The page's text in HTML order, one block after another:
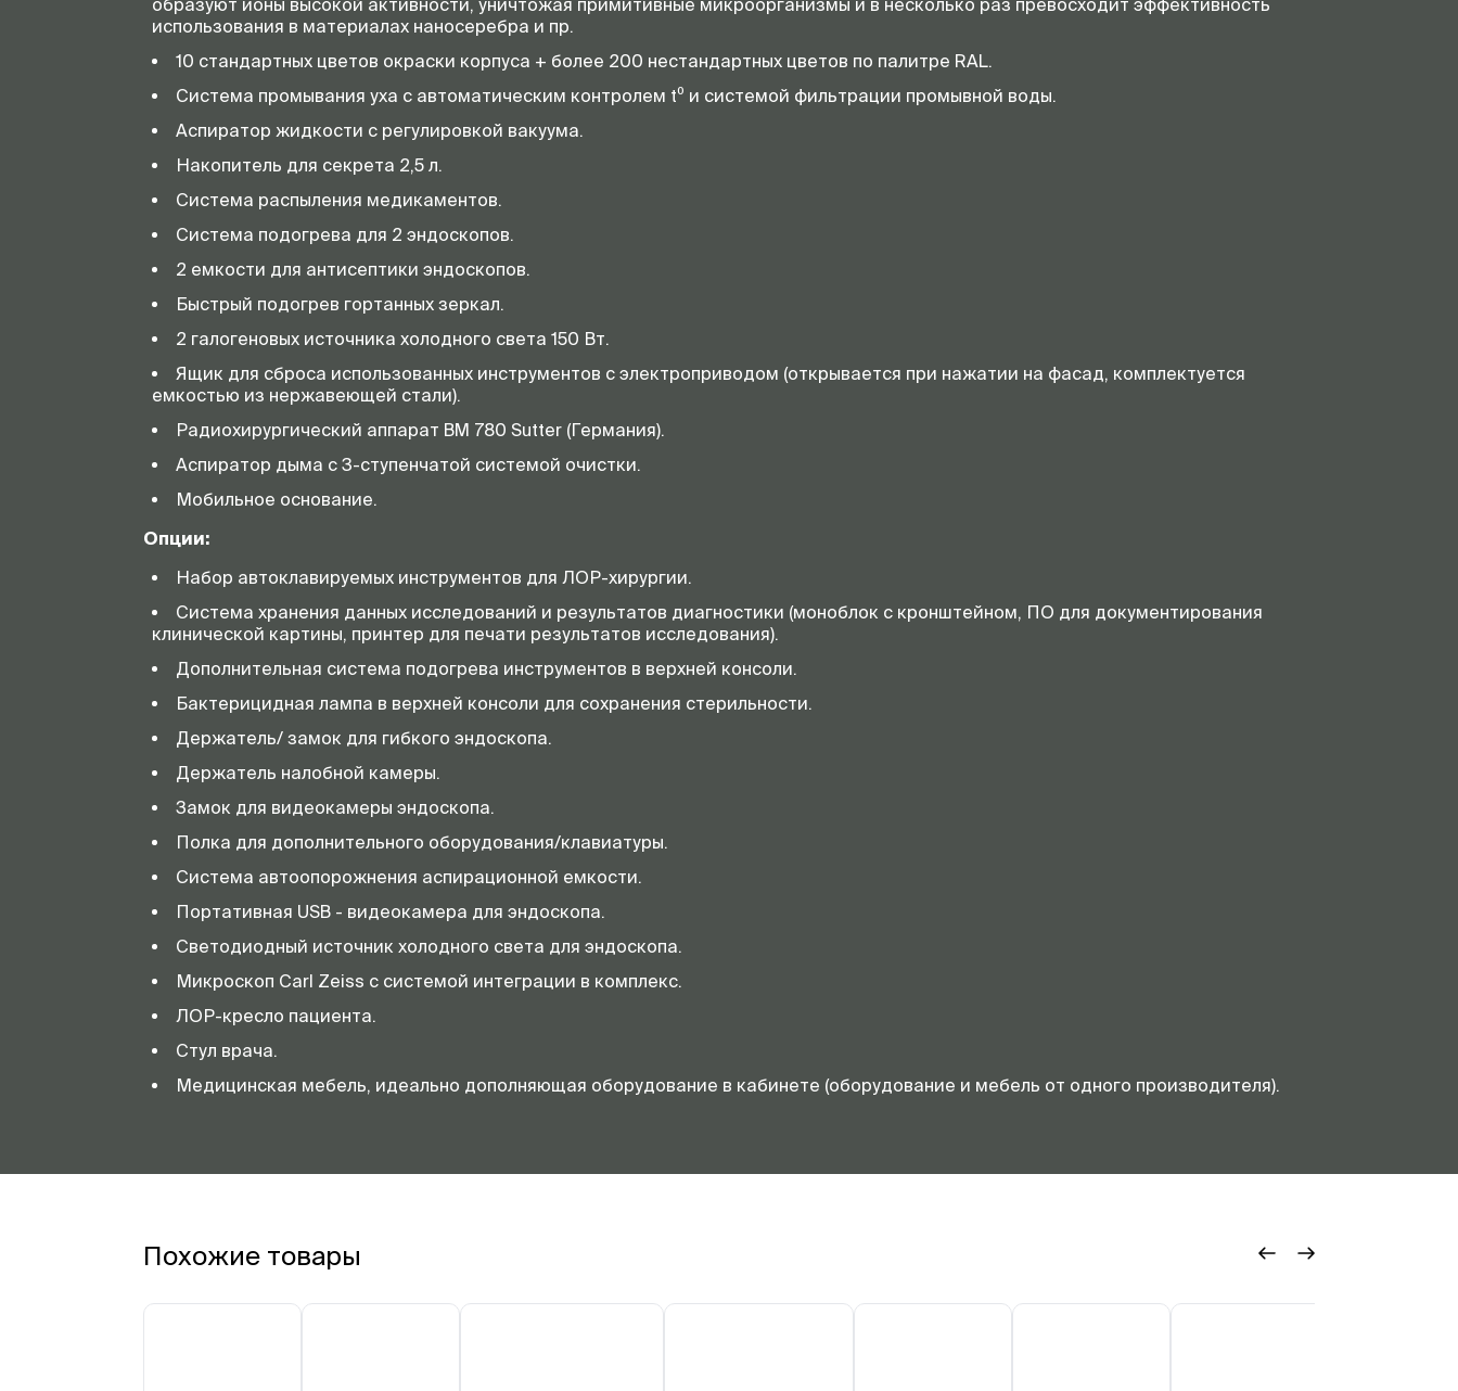
образуют ионы высокой активности, уничтожая примитивные микроорганизмы и в несколько раз превосходит эффективность
использования в материалах наносеребра и пр.
10 стандартных цветов окраски корпуса + более 200 нестандартных цветов по палитре RAL.
Система промывания уха с автоматическим контролем t⁰ и системой фильтрации промывной воды.
Аспиратор жидкости с регулировкой вакуума.
Накопитель для секрета 2,5 л.
Система распыления медикаментов.
Система подогрева для 2 эндоскопов.
2 емкости для антисептики эндоскопов.
Быстрый подогрев гортанных зеркал.
2 галогеновых источника холодного света 150 Вт.
Ящик для сброса использованных инструментов с электроприводом (открывается при нажатии на фасад, комплектуется
емкостью из нержавеющей стали).
Радиохирургический аппарат BM 780 Sutter (Германия).
Аспиратор дыма с 3-ступенчатой системой очистки.
Мобильное основание.
Опции:
Набор автоклавируемых инструментов для ЛОР-хирургии.
Система хранения данных исследований и результатов диагностики (моноблок с кронштейном, ПО для документирования
клинической картины, принтер для печати результатов исследования).
Дополнительная система подогрева инструментов в верхней консоли.
Бактерицидная лампа в верхней консоли для сохранения стерильности.
Держатель/ замок для гибкого эндоскопа.
Держатель налобной камеры.
Замок для видеокамеры эндоскопа.
Полка для дополнительного оборудования/клавиатуры.
Система автоопорожнения аспирационной емкости.
Портативная USB - видеокамера для эндоскопа.
Светодиодный источник холодного света для эндоскопа.
Микроскоп Carl Zeiss с системой интеграции в комплекс.
ЛОР-кресло пациента.
Стул врача.
Медицинская мебель, идеально дополняющая оборудование в кабинете (оборудование и мебель от одного производителя).
Похожие товары